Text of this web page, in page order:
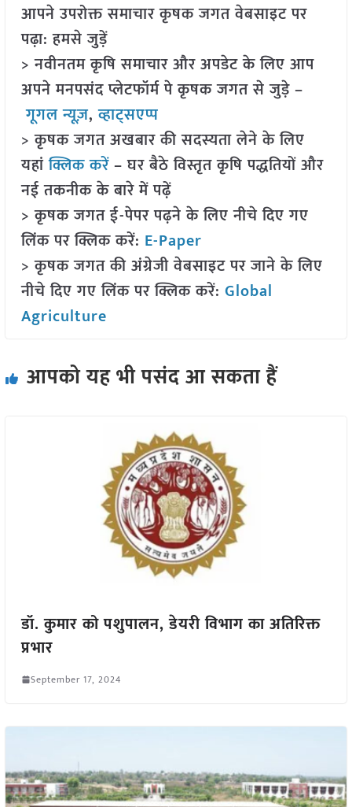
आपने उपरोक्त समाचार कृषक जगत वेबसाइट पर
पढ़ा: हमसे जुड़ें
> नवीनतम कृषि समाचार और अपडेट के लिए आप
अपने मनपसंद प्लेटफॉर्म पे कृषक जगत से जुड़े –
गूगल न्यूज़,व्हाट्सएप्प
> कृषक जगत अखबार की सदस्यता लेने के लिए
यहांक्लिक करें– घर बैठे विस्तृत कृषि पद्धतियों और
नई तकनीक के बारे में पढ़ें
> कृषक जगत ई-पेपर पढ़ने के लिए नीचे दिए गए
लिंक पर क्लिक करें: E-Paper
> कृषक जगत की अंग्रेजी वेबसाइट पर जाने के लिए
नीचे दिए गए लिंक पर क्लिक करें: Global
Agriculture
आपको यह भी पसंद आ सकता हैं
डॉ. कुमार को पशुपालन, डेयरी विभाग का अतिरिक्त
प्रभार
September 17, 2024